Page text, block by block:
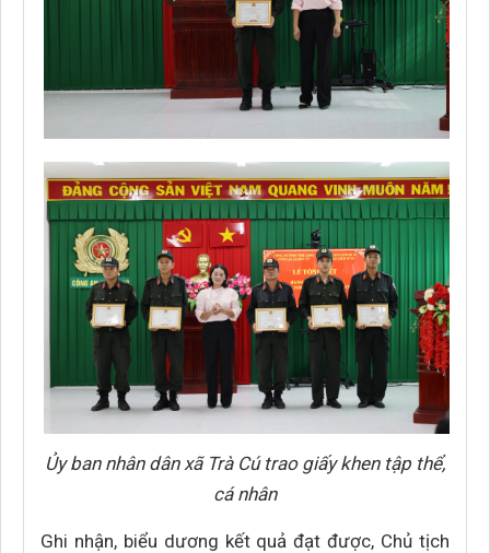
Ủy ban nhân dân xã Trà Cú trao giấy khen tập thể,
cá nhân
Ghi nhận, biểu dương kết quả đạt được, Chủ tịch